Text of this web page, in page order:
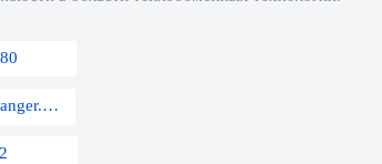
E-mail: sales04@boyuheatexchanger.com